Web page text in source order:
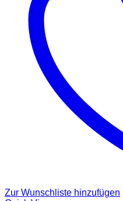
Zur Wunschliste hinzufügen